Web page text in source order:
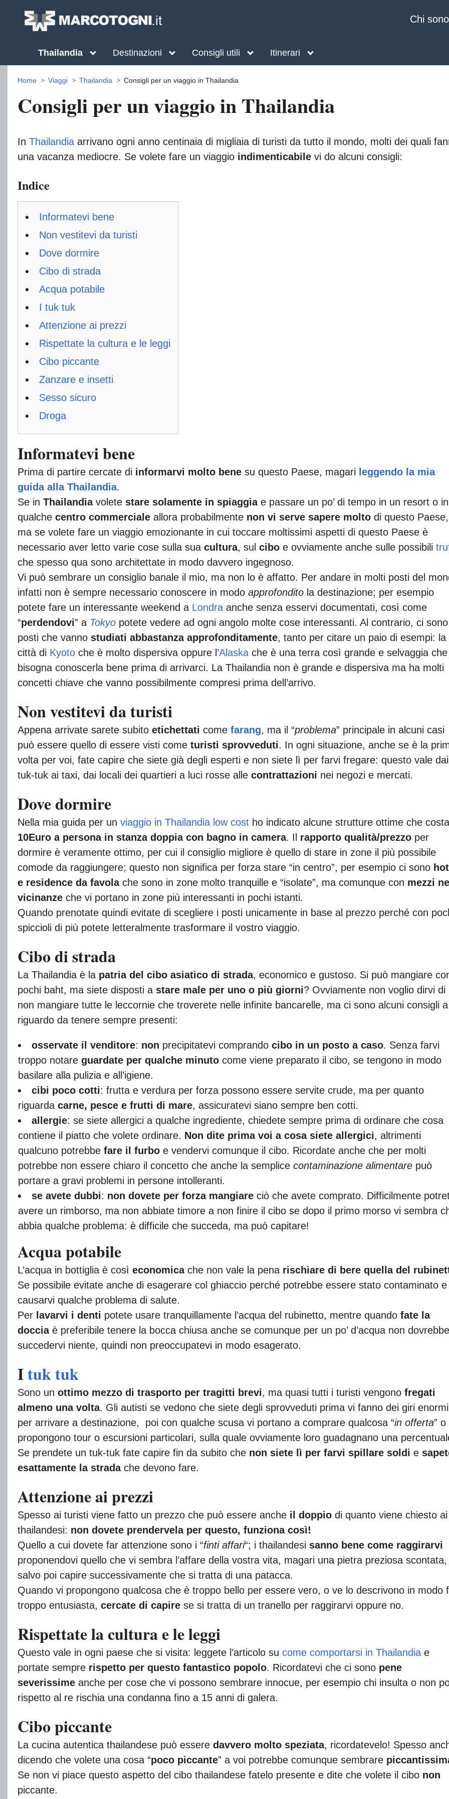
Chi
Thailandia Destinazioni Consigli utili Itinerari
Home Viaggi Thailandia Consigli per un viaggio in Thailandia
Consigli per un viaggio in Thailandia
In Thailandia arrivano ogni anno centinaia di migliaia di turisti da tutto il mondo, molti dei quali
una vacanza mediocre. Se volete fare un viaggio indimenticabile vi do alcuni consigli:
Indice
Informatevi bene
Non vestitevi da turisti
Dove dormire
Cibo di strada
Acqua potabile
I tuk tuk
Attenzione ai prezzi
Rispettate la cultura e le leggi
Cibo piccante
Zanzare e insetti
Sesso sicuro
Droga
Informatevi bene
Prima di partire cercate di informarvi molto bene su questo Paese, magari leggendo la mia
guida alla Thailandia.
Se in Thailandiavolete stare solamente in spiaggiae passare un po’ di tempo in un resort o in
qualche centro commerciale allora probabilmente non vi serve sapere molto di questo Paese,
ma se volete fare un viaggio emozionante in cui toccare moltissimi aspetti di questo Paese è
necessario aver letto varie cose sulla sua cultura, sul cibo e ovviamente anche sulle possibili
che spesso qua sono architettate in modo davvero ingegnoso.
Vi può sembrare un consiglio banale il mio, ma non lo è affatto. Per andare in molti posti del
infatti non è sempre necessario conoscere in modo approfondito la destinazione; per esempio
potete fare un interessante weekend a Londra anche senza esservi documentati, così come
“perdendovi” a Tokyo potete vedere ad ogni angolo molte cose interessanti. Al contrario, ci sono
posti che vanno studiati abbastanza approfonditamente, tanto per citare un paio di esempi: la
città di Kyoto che è molto dispersiva oppure l’Alaska che è una terra così grande e selvaggia che
bisogna conoscerla bene prima di arrivarci. La Thailandia non è grande e dispersiva ma ha molti
concetti chiave che vanno possibilmente compresi prima dell’arrivo.
Non vestitevi da turisti
Appena arrivate sarete subito etichettati come farang, ma il “problema” principale in alcuni casi
può essere quello di essere visti come turisti sprovveduti. In ogni situazione, anche se è la
volta per voi, fate capire che siete già degli esperti e non siete lì per farvi fregare: questo vale dai
tuk-tuk ai taxi, dai locali dei quartieri a luci rosse alle contrattazioni nei negozi e mercati.
Dove dormire
Nella mia guida per un viaggio in Thailandia low cost ho indicato alcune strutture ottime che
10Euro a persona in stanza doppia con bagno in camera. Il rapporto qualità/prezzo per
dormire è veramente ottimo, per cui il consiglio migliore è quello di stare in zone il più possibile
comode da raggiungere; questo non significa per forza stare “in centro”, per esempio ci sono
e residence da favolache sono in zone molto tranquille e “isolate”, ma comunque con mezzi
vicinanze che vi portano in zone più interessanti in pochi istanti.
Quando prenotate quindi evitate di scegliere i posti unicamente in base al prezzo perché con
spiccioli di più potete letteralmente trasformare il vostro viaggio.
Cibo di strada
La Thailandia è la patria del cibo asiatico di strada, economico e gustoso. Si può mangiare
pochi baht, ma siete disposti a stare male per uno o più giorni? Ovviamente non voglio dirvi di
non mangiare tutte le leccornie che troverete nelle infinite bancarelle, ma ci sono alcuni consigli a
riguardo da tenere sempre presenti:
osservate il venditore: non precipitatevi comprando cibo in un posto a caso. Senza farvi
troppo notare guardate per qualche minuto come viene preparato il cibo, se tengono in modo
basilare alla pulizia e all’igiene.
cibi poco cotti: frutta e verdura per forza possono essere servite crude, ma per quanto
riguarda carne, pesce e frutti di mare, assicuratevi siano sempre ben cotti.
allergie: se siete allergici a qualche ingrediente, chiedete sempre prima di ordinare che cosa
contiene il piatto che volete ordinare. Non dite prima voi a cosa siete allergici, altrimenti
qualcuno potrebbe fare il furbo e vendervi comunque il cibo. Ricordate anche che per molti
potrebbe non essere chiaro il concetto che anche la semplice contaminazione alimentare può
portare a gravi problemi in persone intolleranti.
se avete dubbi: non dovete per forza mangiare ciò che avete comprato. Difficilmente
avere un rimborso, ma non abbiate timore a non finire il cibo se dopo il primo morso vi sembra
abbia qualche problema: è difficile che succeda, ma può capitare!
Acqua potabile
L’acqua in bottiglia è così economicache non vale la pena rischiare di bere quella del
Se possibile evitate anche di esagerare col ghiaccio perché potrebbe essere stato contaminato e
causarvi qualche problema di salute.
Per lavarvi i denti potete usare tranquillamente l’acqua del rubinetto, mentre quando fate la
docciaè preferibile tenere la bocca chiusa anche se comunque per un po’ d’acqua non dovrebbe
succedervi niente, quindi non preoccupatevi in modo esagerato.
Ituk tuk
Sono un ottimo mezzo di trasporto per tragitti brevi, ma quasi tutti i turisti vengono fregati
almeno una volta. Gli autisti se vedono che siete degli sprovveduti prima vi fanno dei giri enormi
per arrivare a destinazione, poi con qualche scusa vi portano a comprare qualcosa “in offerta” o
propongono tour o escursioni particolari, sulla quale ovviamente loro guadagnano una
Se prendete un tuk-tuk fate capire fin da subito che non siete lì per farvi spillare soldi e
esattamente la stradache devono fare.
Attenzione ai prezzi
Spesso ai turisti viene fatto un prezzo che può essere anche il doppio di quanto viene chiesto ai
thailandesi: non dovete prendervela per questo, funziona così!
Quello a cui dovete far attenzione sono i “finti affari“; i thailandesi sanno bene come raggirarvi
proponendovi quello che vi sembra l’affare della vostra vita, magari una pietra preziosa scontata,
salvo poi capire successivamente che si tratta di una patacca.
Quando vi propongono qualcosa che è troppo bello per essere vero, o ve lo descrivono in modo
troppo entusiasta, cercate di capire se si tratta di un tranello per raggirarvi oppure no.
Rispettate la cultura e le leggi
Questo vale in ogni paese che si visita: leggete l’articolo su come comportarsi in Thailandia e
portate sempre rispetto per questo fantastico popolo. Ricordatevi che ci sono pene
severissime anche per cose che vi possono sembrare innocue, per esempio chi insulta o non
rispetto al re rischia una condanna fino a 15 anni di galera.
Cibo piccante
La cucina autentica thailandese può essere davvero molto speziata, ricordatevelo! Spesso
dicendo che volete una cosa “poco piccante” a voi potrebbe comunque sembrare
Se non vi piace questo aspetto del cibo thailandese fatelo presente e dite che volete il cibo non
piccante.